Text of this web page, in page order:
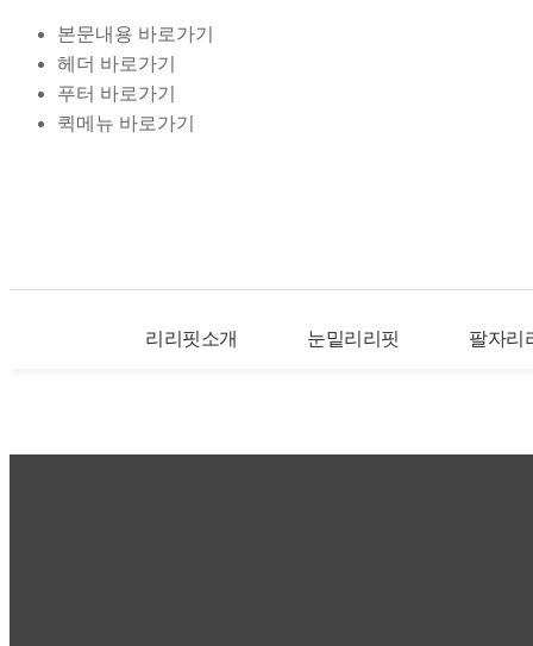
본문내용 바로가기
헤더 바로가기
푸터 바로가기
퀵메뉴 바로가기
리리핏소개 눈밑리리핏 팔자리